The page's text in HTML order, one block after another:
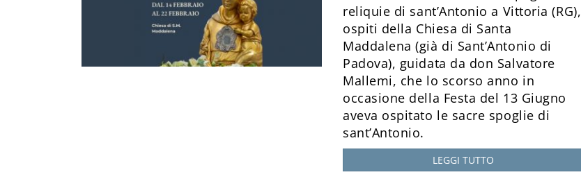
reliquie di sant’Antonio a Vittoria (RG),
ospiti della Chiesa di Santa
Maddalena (già di Sant’Antonio di
Padova), guidata da don Salvatore
Mallemi, che lo scorso anno in
occasione della Festa del 13 Giugno
aveva ospitato le sacre spoglie di
sant’Antonio.
LEGGI TUTTO